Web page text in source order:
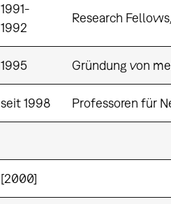
1991-
1992
Research
1995 Gründung von
seit 1998 Professoren für
[2000]